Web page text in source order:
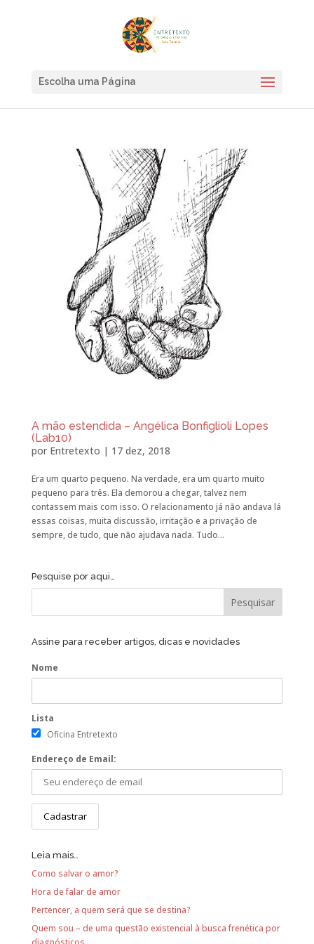
Escolha uma Página
A mão estendida – Angélica Bonfiglioli Lopes
(Lab10)
por Entretexto | 17 dez, 2018
Era um quarto pequeno. Na verdade, era um quarto muito
pequeno para três. Ela demorou a chegar, talvez nem
contassem mais com isso. O relacionamento já não andava lá
essas coisas, muita discussão, irritação e a privação de
sempre, de tudo, que não ajudava nada. Tudo...
Pesquise por aqui…
Assine para receber artigos, dicas e novidades
Nome
Lista
Oficina Entretexto
Endereço de Email:
Leia mais…
Como salvar o amor?
Hora de falar de amor
Pertencer, a quem será que se destina?
Quem sou – de uma questão existencial à busca frenética por